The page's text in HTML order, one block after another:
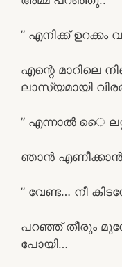
” എനിക്ക് ഉറക്കം
എന്റെ മാറിലെ
ലാസ്യമായി
” എന്നാൽ െെ
ഞാൻ
” വേണ്ട… നീ
പറഞ്ഞ് തീരും
പോയി…